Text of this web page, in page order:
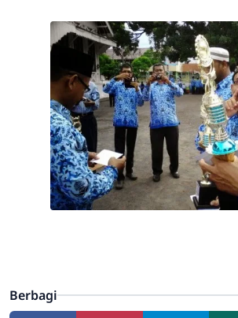
Berbagi